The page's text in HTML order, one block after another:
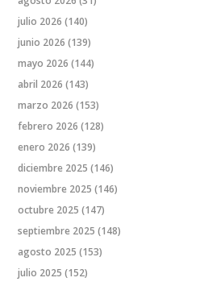
julio 2026 (140)
junio 2026 (139)
mayo 2026 (144)
abril 2026 (143)
marzo 2026 (153)
febrero 2026 (128)
enero 2026 (139)
diciembre 2025 (146)
noviembre 2025 (146)
octubre 2025 (147)
septiembre 2025 (148)
agosto 2025 (153)
julio 2025 (152)